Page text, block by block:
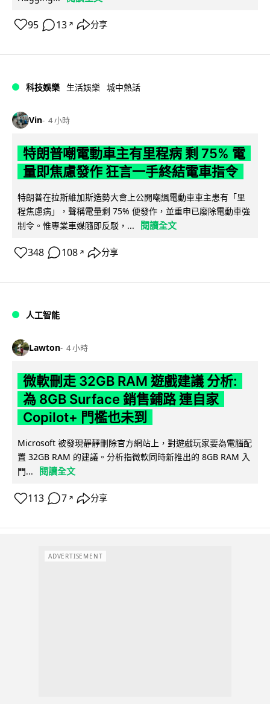
95 13 ↗ 分享
科技娛樂 生活娛樂 城中熱話
Vin 4 小時
特朗普嘲電動車主有里程病 剩 75% 電
量即焦慮發作 狂言一手終結電車指令
特朗普在拉斯維加斯造勢大會上公開嘲諷電動車車主患有「里
程焦慮病」，聲稱電量剩 75% 便發作，並重申已廢除電動車強
制令。惟專業車媒隨即反駁，...
閱讀全文
348 108 ↗ 分享
人工智能
Lawton 4 小時
微軟刪走 32GB RAM 遊戲建議 分析:
為 8GB Surface 銷售鋪路 連自家
Copilot+ 門檻也未到
Microsoft 被發現靜靜刪除官方網站上，對遊戲玩家要為電腦配
置 32GB RAM 的建議。分析指微軟同時新推出的 8GB RAM 入
門...
閱讀全文
113 7 ↗ 分享
ADVERTISEMENT